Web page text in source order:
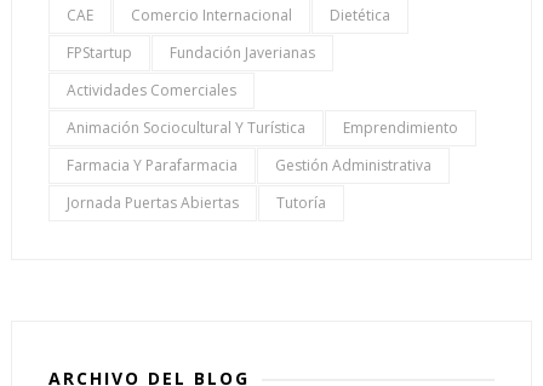
CAE
Comercio Internacional
Dietética
FPStartup
Fundación Javerianas
Actividades Comerciales
Animación Sociocultural Y Turística
Emprendimiento
Farmacia Y Parafarmacia
Gestión Administrativa
Jornada Puertas Abiertas
Tutoría
ARCHIVO DEL BLOG